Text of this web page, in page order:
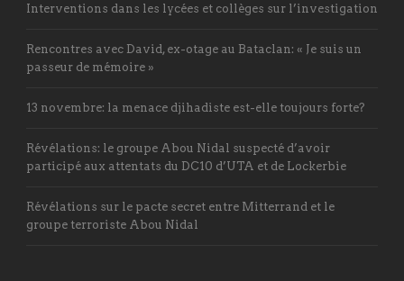
Interventions dans les lycées et collèges sur l’investigation
Rencontres avec David, ex-otage au Bataclan: « Je suis un
passeur de mémoire »
13 novembre: la menace djihadiste est-elle toujours forte?
Révélations: le groupe Abou Nidal suspecté d’avoir
participé aux attentats du DC10 d’UTA et de Lockerbie
Révélations sur le pacte secret entre Mitterrand et le
groupe terroriste Abou Nidal